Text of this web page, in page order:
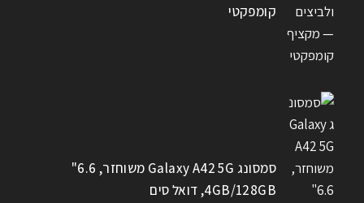
קומפקטי
סמסונג Galaxy A42 5G משוחזר, 6.6"
4GB/128GB, דואל סים